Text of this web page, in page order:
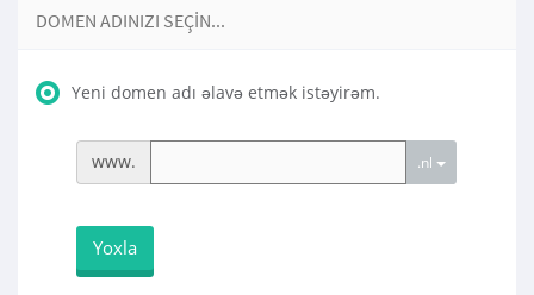
DOMEN ADINIZI SEÇIN...
Yeni domen adı əlavə etmək istəyirəm.
www. .nl
Yoxla